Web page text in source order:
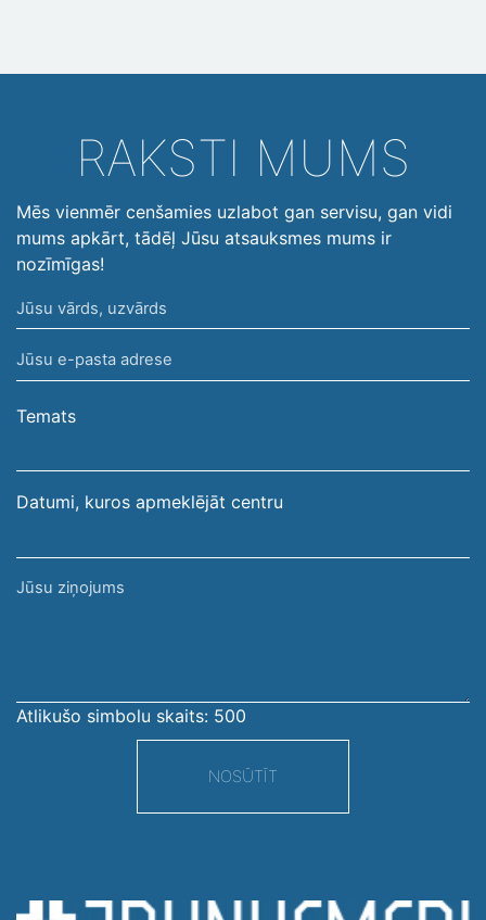
RAKSTI MUMS
Mēs vienmēr cenšamies uzlabot gan servisu, gan vidi
mums apkārt, tādēļ Jūsu atsauksmes mums ir
nozīmīgas!
Jūsu
vārds,
uzvārds
Jūsu
e-
pasta
Temats
Datumi, kuros apmeklējāt centru
Jūsu
Atlikušo simbolu skaits: 500
NOSŪTĪT